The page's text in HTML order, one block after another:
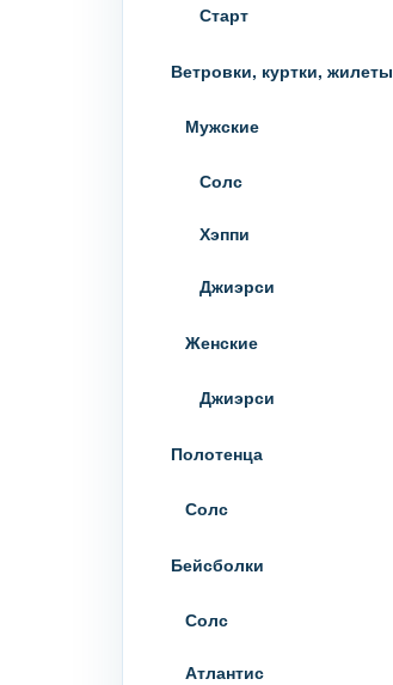
Старт
Ветровки, куртки, жилеты
Мужские
Солс
Хэппи
Джиэрси
Женские
Джиэрси
Полотенца
Солс
Бейсболки
Солс
Атлантис